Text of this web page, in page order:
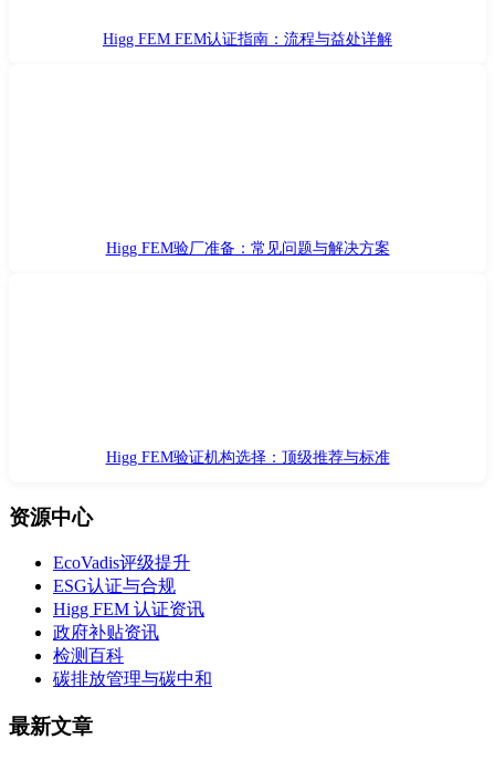
Higg FEM FEM认证指南：流程与益处详解
Higg FEM验厂准备：常见问题与解决方案
Higg FEM验证机构选择：顶级推荐与标准
资源中心
EcoVadis评级提升
ESG认证与合规
Higg FEM 认证资讯
政府补贴资讯
检测百科
碳排放管理与碳中和
最新文章